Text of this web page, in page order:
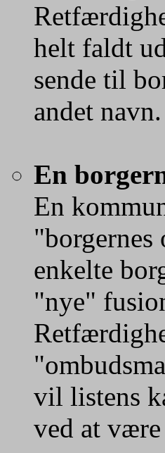
helt faldt
sende til
andet navn.
En
En
enkelte
"nye"
vil listens
ved at